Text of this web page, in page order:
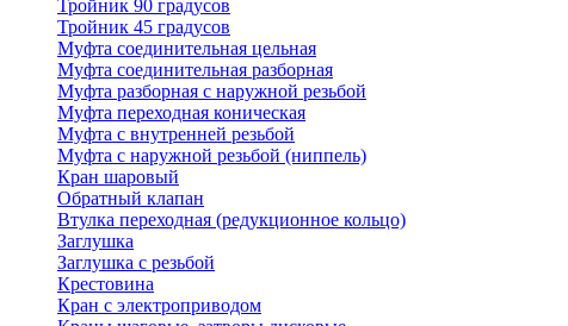
Тройник 90 градусов
Тройник 45 градусов
Муфта соединительная цельная
Муфта соединительная разборная
Муфта разборная с наружной резьбой
Муфта переходная коническая
Муфта с внутренней резьбой
Муфта с наружной резьбой (ниппель)
Кран шаровый
Обратный клапан
Втулка переходная (редукционное кольцо)
Заглушка
Заглушка с резьбой
Крестовина
Кран с электроприводом